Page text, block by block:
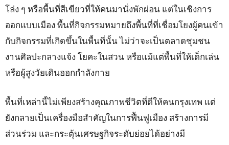
โล่ง ๆ หรือพื้นที่สีเขียวที่ให้คนมานั่งพักผ่อน แต่ในเชิงการ
ออกแบบเมือง พื้นที่กิจกรรมหมายถึงพื้นที่ที่เชื่อมโยงผู้คนเข้า
กับกิจกรรมที่เกิดขึ้นในพื้นที่นั้น ไม่ว่าจะเป็นตลาดชุมชน
งานศิลปะกลางแจ้ง โยคะในสวน หรือแม้แต่พื้นที่ให้เด็กเล่น
หรือผู้สูงวัยเดินออกกำลังกาย
พื้นที่เหล่านี้ไม่เพียงสร้างคุณภาพชีวิตที่ดีให้คนกรุงเทพ แต่
ยังกลายเป็นเครื่องมือสำคัญในการฟื้นฟูเมือง สร้างการมี
ส่วนร่วม และกระตุ้นเศรษฐกิจระดับย่อยได้อย่างมี